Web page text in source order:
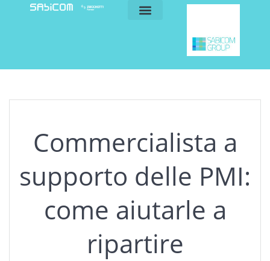
Commercialista a
supporto delle PMI:
come aiutarle a
ripartire